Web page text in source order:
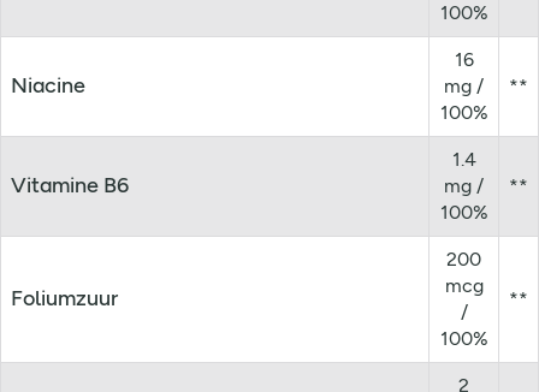
100%
Niacine
16
mg /
100%
**
Vitamine B6
1.4
mg /
100%
**
Foliumzuur
200
mcg
/
100%
**
2